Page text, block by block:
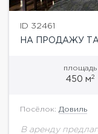
ID 32461
НА ПРОДАЖУ
площадь
450 м2
Посёлок: Довиль
В аренду